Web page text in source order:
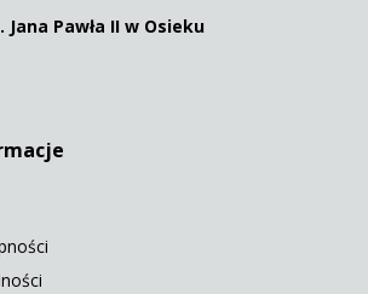
Jana Pawła II w Osieku